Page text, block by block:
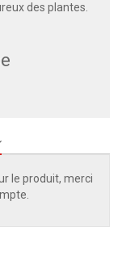
des plantes.
le produit, merci